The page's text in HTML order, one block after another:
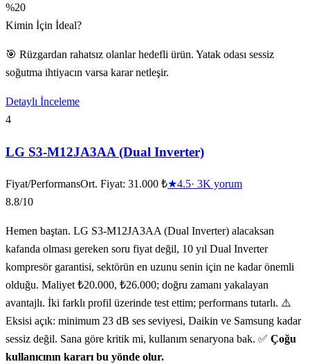
%20
Kimin İçin İdeal?
🎯 Rüzgardan rahatsız olanlar hedefli ürün. Yatak odası sessiz
soğutma ihtiyacın varsa karar netleşir.
Detaylı İnceleme
4
LG S3-M12JA3AA (Dual Inverter)
Fiyat/PerformansOrt. Fiyat: 31.000 ₺★4.5· 3K yorum
8.8/10
Hemen baştan. LG S3-M12JA3AA (Dual Inverter) alacaksan
kafanda olması gereken soru fiyat değil, 10 yıl Dual Inverter
kompresör garantisi, sektörün en uzunu senin için ne kadar önemli
olduğu. Maliyet ₺20.000, ₺26.000; doğru zamanı yakalayan
avantajlı. İki farklı profil üzerinde test ettim; performans tutarlı. ⚠️
Eksisi açık: minimum 23 dB ses seviyesi, Daikin ve Samsung kadar
sessiz değil. Sana göre kritik mi, kullanım senaryona bak. ✅ Çoğu
kullanıcının kararı bu yönde olur.